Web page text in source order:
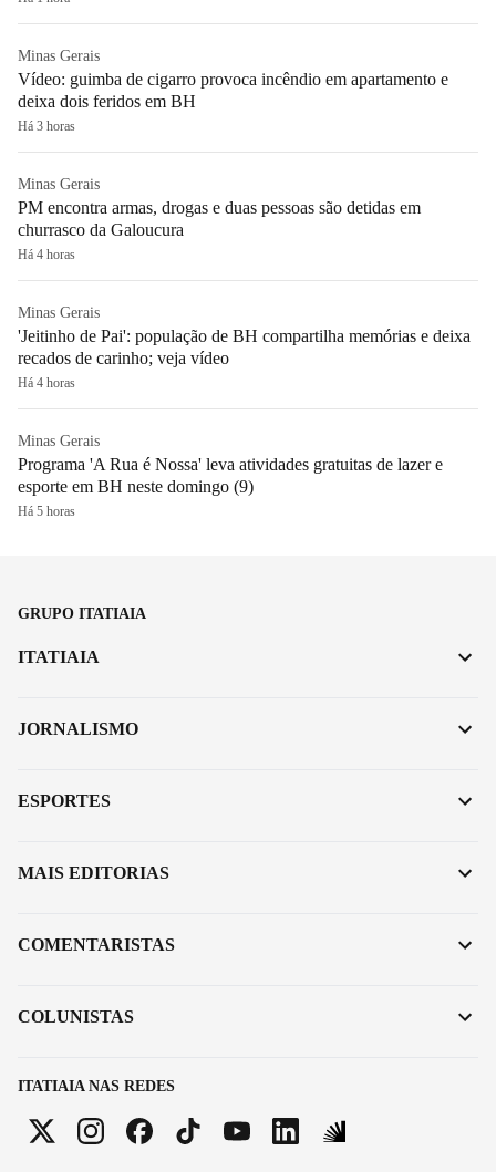
Minas Gerais
Vídeo: guimba de cigarro provoca incêndio em apartamento e
deixa dois feridos em BH
Há 3 horas
Minas Gerais
PM encontra armas, drogas e duas pessoas são detidas em
churrasco da Galoucura
Há 4 horas
Minas Gerais
'Jeitinho de Pai': população de BH compartilha memórias e deixa
recados de carinho; veja vídeo
Há 4 horas
Minas Gerais
Programa 'A Rua é Nossa' leva atividades gratuitas de lazer e
esporte em BH neste domingo (9)
Há 5 horas
GRUPO ITATIAIA
ITATIAIA NAS REDES
ITATIAIA
JORNALISMO
ESPORTES
MAIS EDITORIAS
COMENTARISTAS
COLUNISTAS